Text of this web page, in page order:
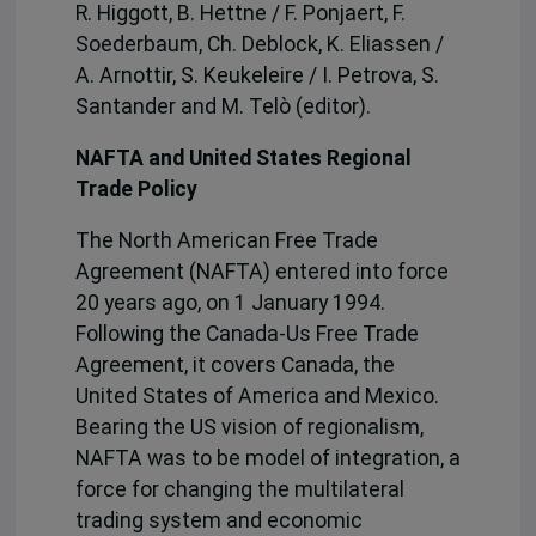
R. Higgott, B. Hettne / F. Ponjaert, F.
Soederbaum, Ch. Deblock, K. Eliassen /
A. Arnottir, S. Keukeleire / I. Petrova, S.
Santander and M. Telò (editor).
NAFTA and United States Regional
Trade Policy
The North American Free Trade
Agreement (NAFTA) entered into force
20 years ago, on 1 January 1994.
Following the Canada-Us Free Trade
Agreement, it covers Canada, the
United States of America and Mexico.
Bearing the US vision of regionalism,
NAFTA was to be model of integration, a
force for changing the multilateral
trading system and economic